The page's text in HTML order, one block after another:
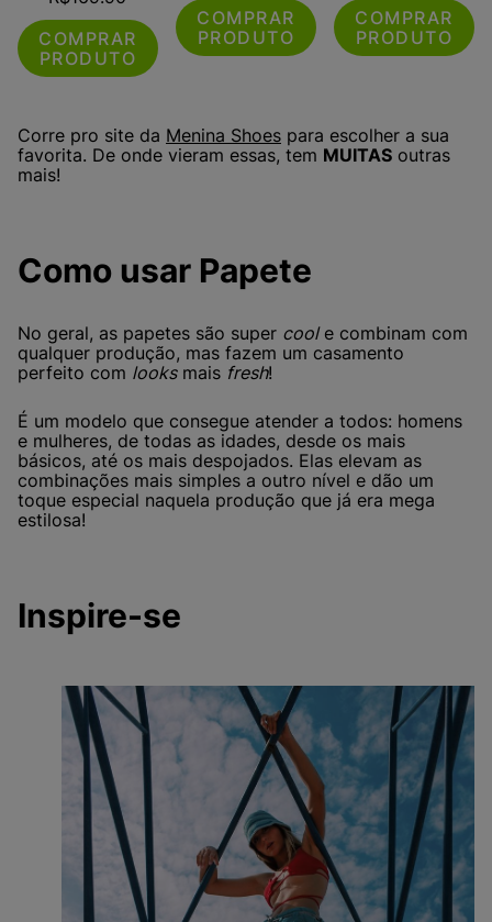
COMPRAR
PRODUTO
COMPRAR
PRODUTO
COMPRAR
PRODUTO
Corre pro site da Menina Shoes para escolher a sua
favorita. De onde vieram essas, tem MUITAS outras
mais!
Como usar Papete
No geral, as papetes são super coole combinam com
qualquer produção, mas fazem um casamento
perfeito com looksmais fresh!
É um modelo que consegue atender a todos: homens
e mulheres, de todas as idades, desde os mais
básicos, até os mais despojados. Elas elevam as
combinações mais simples a outro nível e dão um
toque especial naquela produção que já era mega
estilosa!
Inspire-se